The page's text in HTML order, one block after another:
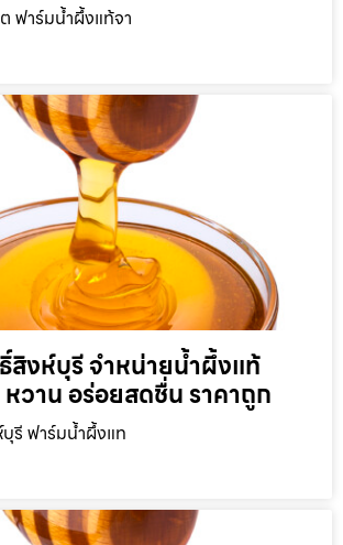
ฟาร์มน้ำผึ้งแท้จา
สิงห์บุรี จำหน่ายน้ำผึ้งแท้
วาน อร่อยสดชื่น ราคาถูก
รี ฟาร์มน้ำผึ้งแท